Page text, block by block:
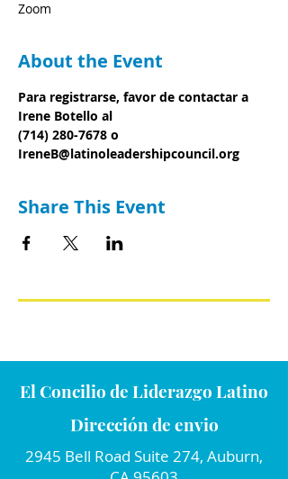
Zoom
About the Event
Para registrarse, favor de contactar a
Irene Botello al
(714) 280-7678 o
IreneB@latinoleadershipcouncil.org
Share This Event
El Concilio de Liderazgo Latino
Dirección de envio
2945 Bell Road Suite 274, Auburn,